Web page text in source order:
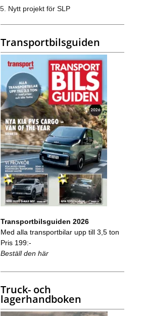
Nytt projekt för SLP
Transportbilsguiden
Transportbilsguiden 2026
Med alla transportbilar upp till 3,5 ton
Pris 199:-
Beställ den här
Truck- och
lagerhandboken